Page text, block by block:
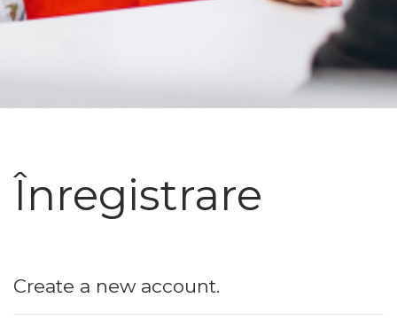
Înregistrare
Create a new account.